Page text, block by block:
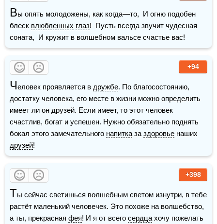
Вы опять молодожены, как когда—то,  И огню подобен
блеск влюбленных глаз!  Пусть всегда звучит чудесная
соната,  И кружит в волшебном вальсе счастье вас!
+94
Человек проявляется в дружбе. По благосостоянию,
достатку человека, его месте в жизни можно определить
имеет ли он друзей. Если имеет, то этот человек
счастлив, богат и успешен. Нужно обязательно поднять
бокал этого замечательного напитка за здоровье
друзей!
+398
Ты сейчас светишься волшебным светом изнутри, в тебе
растёт маленький человечек. Это похоже на волшебство,
а ты, прекрасная фея! И я от всего сердца хочу пожелать